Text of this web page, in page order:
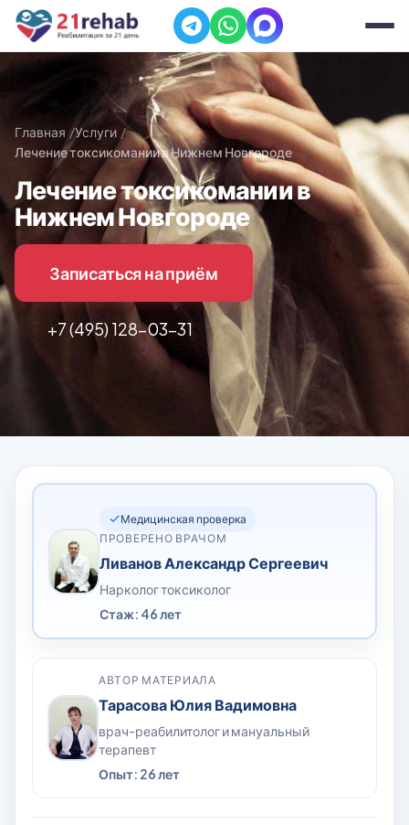
Главная
Услуги
Лечение токсикомании в Нижнем Новгороде
Лечение токсикомании в
Нижнем Новгороде
Записаться на приём
+7 (495) 128-03-31
Медицинская проверка
ПРОВЕРЕНО ВРАЧОМ
Ливанов Александр Сергеевич
Нарколог токсиколог
Стаж: 46 лет
АВТОР МАТЕРИАЛА
Тарасова Юлия Вадимовна
врач-реабилитолог и мануальный
терапевт
Опыт: 26 лет